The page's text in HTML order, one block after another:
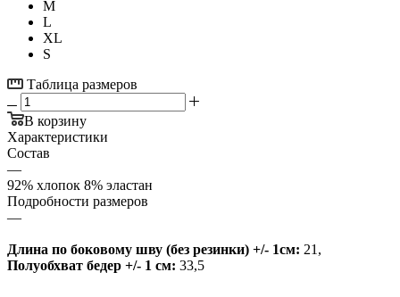
M
L
XL
S
Таблица размеров
В корзину
Характеристики
Состав
—
92% хлопок 8% эластан
Подробности размеров
—
Длина по боковому шву (без резинки) +/- 1см: 21 ,
Полуобхват бедер +/- 1 см: 33,5